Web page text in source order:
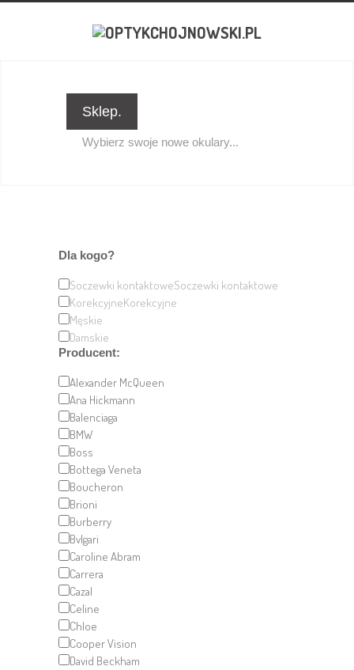
Sklep.
Wybierz swoje nowe okulary...
Dla kogo?
Soczewki kontaktoweSoczewki kontaktowe
KorekcyjneKorekcyjne
Męskie
Damskie
Producent:
Alexander McQueen
Ana Hickmann
Balenciaga
BMW
Boss
Bottega Veneta
Boucheron
Brioni
Burberry
Bvlgari
Caroline Abram
Carrera
Cazal
Celine
Chloe
Cooper Vision
David Beckham